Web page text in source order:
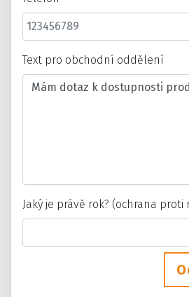
Text pro obchodní oddělení
Jaký je právě rok? (ochrana